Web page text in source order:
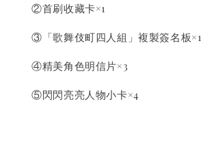
②首刷收藏卡×1
③「歌舞伎町四人組」複製簽名板×1
④精美角色明信片×3
⑤閃閃亮亮人物小卡×4